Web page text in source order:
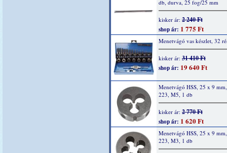
db, durva, 25 fog/25 mm
kisker ár: 2 240 Ft
shop ár: 1 775 Ft
Menetvágó vas készlet, 32
kisker ár: 31 410 Ft
shop ár: 19 640 Ft
Menetvágó HSS, 25 x 9
223, M5, 1 db
kisker ár: 2 770 Ft
shop ár: 1 620 Ft
Menetvágó HSS, 25 x 9
223, M3, 1 db